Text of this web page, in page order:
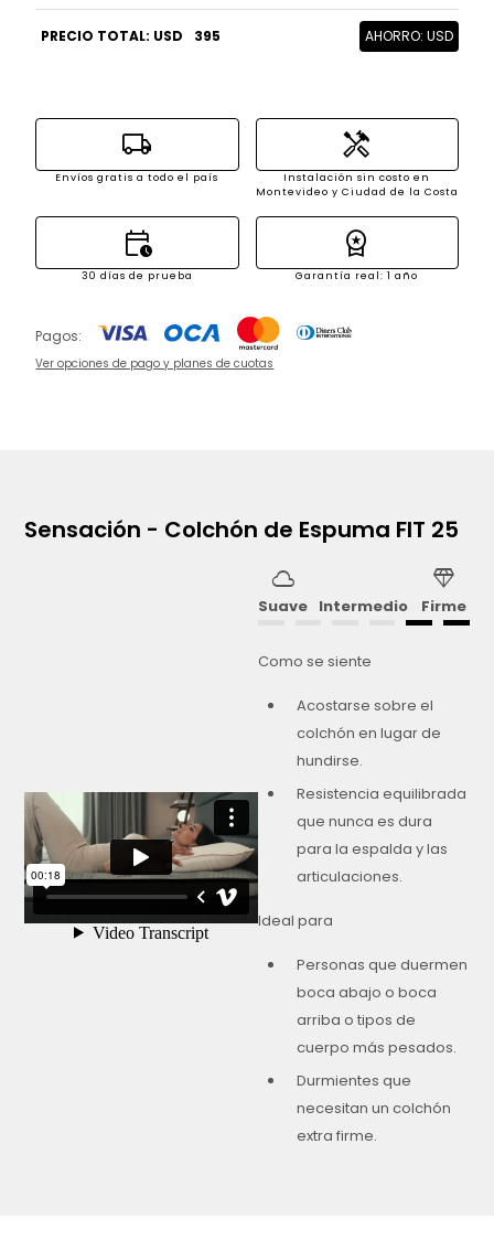
PRECIO TOTAL: USD 395 AHORRO: USD
local_shipping
Envíos gratis a todo el país
handyman
Instalación sin costo en
Montevideo y Ciudad de la Costa
calendar_clock
30 días de prueba
workspace_premium
Garantía real: 1 año
Pagos:
Ver opciones de pago y planes de cuotas
Sensación - Colchón de Espuma FIT 25
cloud
Suave Intermedio
diamond
Firme
Como se siente
Acostarse sobre el
colchón en lugar de
hundirse.
Resistencia equilibrada
que nunca es dura
para la espalda y las
articulaciones.
Ideal para
Personas que duermen
boca abajo o boca
arriba o tipos de
cuerpo más pesados.
Durmientes que
necesitan un colchón
extra firme.